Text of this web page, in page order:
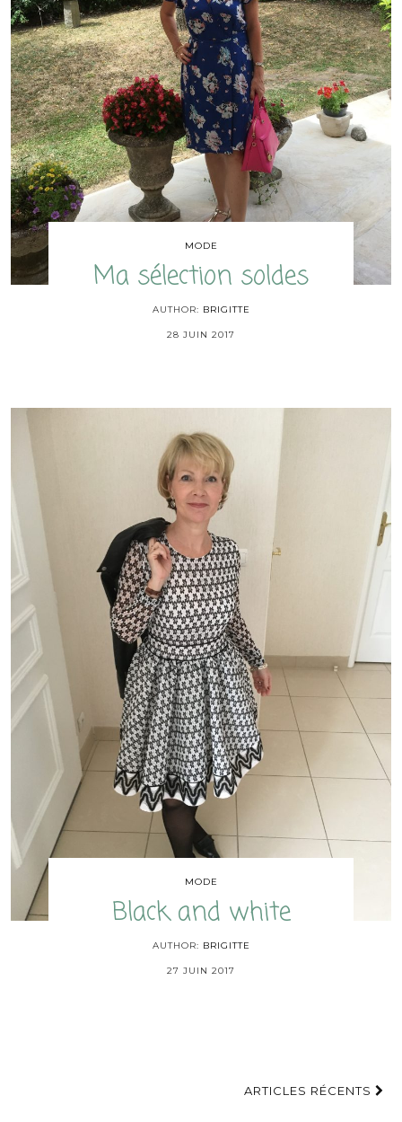
MODE
Ma sélection soldes
AUTHOR: BRIGITTE
28 JUIN 2017
MODE
Black and white
AUTHOR: BRIGITTE
27 JUIN 2017
ARTICLES RÉCENTS